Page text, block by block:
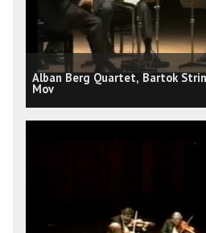
Alban Berg Quartet, Bartok
Mov